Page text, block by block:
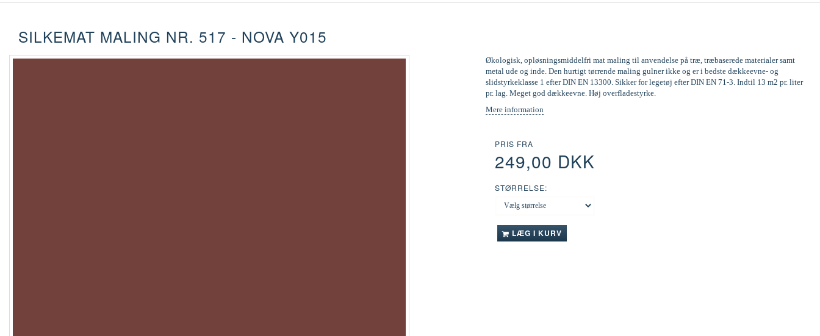
SILKEMAT MALING NR. 517 - NOVA Y015
Økologisk, opløsningsmiddelfri mat maling til anvendelse på træ, træbaserede materialer samt
metal ude og inde. Den hurtigt tørrende maling gulner ikke og er i bedste dækkeevne- og
slidstyrkeklasse 1 efter DIN EN 13300. Sikker for legetøj efter DIN EN 71-3. Indtil 13 m2 pr. liter
pr. lag. Meget god dækkeevne. Høj overfladestyrke.
Mere information
PRIS FRA
249,00 DKK
STØRRELSE:
LÆG I KURV